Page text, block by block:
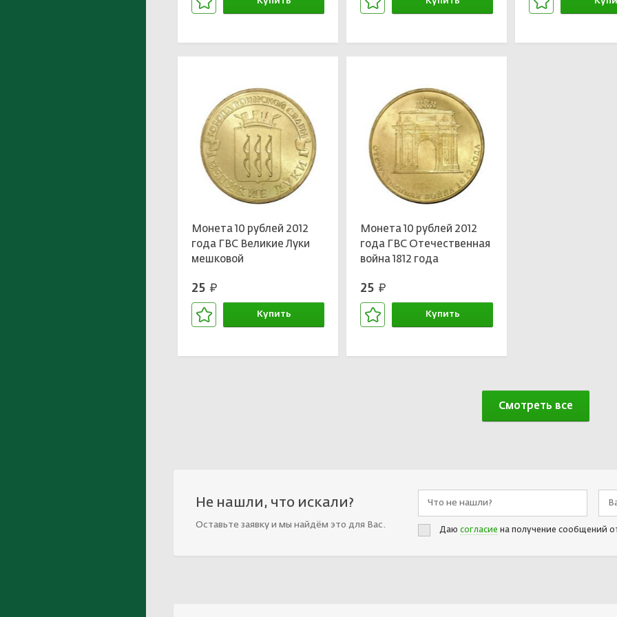
Монета 10 рублей 2012
года ГВС Великие Луки
мешковой
25 руб.
Купить
Монета 10 рублей 2012
года ГВС Отечественная
война 1812 года
25 руб.
Купить
Смотреть все
Не нашли, что искали?
Оставьте заявку и мы найдём это для Вас.
Даю согласие на получение сообщений